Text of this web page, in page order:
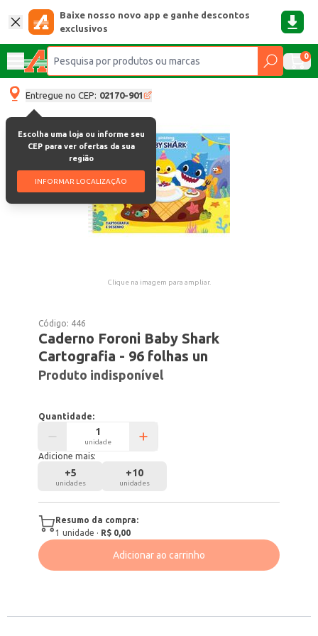
Baixe nosso novo app e ganhe descontos
exclusivos
0
Entregue no CEP: 02170-901
Escolha uma loja ou informe seu
CEP para ver ofertas da sua
região
INFORMAR LOCALIZAÇÃO
Clique na imagem para ampliar.
Código: 446
Caderno Foroni Baby Shark
Cartografia - 96 folhas un
Produto indisponível
Quantidade:
unidade
Adicione mais:
+5
unidades
+10
unidades
Resumo da compra:
1 unidade · R$ 0,00
Adicionar ao carrinho